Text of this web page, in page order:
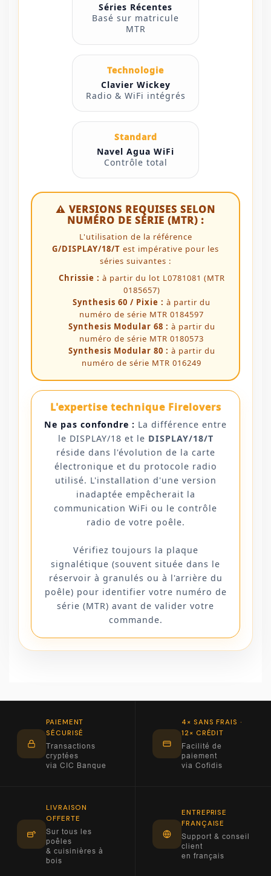
Séries Récentes
Basé sur matricule
MTR
Technologie
Clavier Wickey
Radio & WiFi intégrés
Standard
Navel Agua WiFi
Contrôle total
⚠️ VERSIONS REQUISES SELON
NUMÉRO DE SÉRIE (MTR) :
L'utilisation de la référence
G/DISPLAY/18/T est impérative pour les
séries suivantes :
Chrissie : à partir du lot L0781081 (MTR
0185657)
Synthesis 60 / Pixie : à partir du
numéro de série MTR 0184597
Synthesis Modular 68 : à partir du
numéro de série MTR 0180573
Synthesis Modular 80 : à partir du
numéro de série MTR 016249
L'expertise technique Firelovers
Ne pas confondre : La différence entre
le DISPLAY/18 et le DISPLAY/18/T
réside dans l'évolution de la carte
électronique et du protocole radio
utilisé. L'installation d'une version
inadaptée empêcherait la
communication WiFi ou le contrôle
radio de votre poêle.
Vérifiez toujours la plaque
signalétique (souvent située dans le
réservoir à granulés ou à l'arrière du
poêle) pour identifier votre numéro de
série (MTR) avant de valider votre
commande.
PAIEMENT
SÉCURISÉ
Transactions
cryptées
via CIC Banque
4× SANS FRAIS ·
12× CRÉDIT
Facilité de
paiement
via Cofidis
LIVRAISON
OFFERTE
Sur tous les
poêles
& cuisinières à
bois
ENTREPRISE
FRANÇAISE
Support & conseil
client
en français